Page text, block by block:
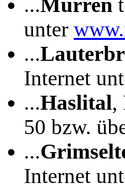
unter
...
Internet
...Haslital,
50 bzw.
...
Internet